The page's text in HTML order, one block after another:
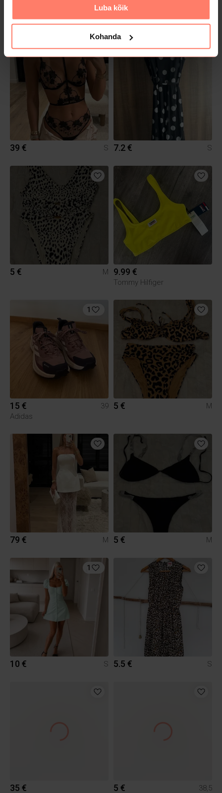
Luba kõik
Kohanda
Guess
15 €
Zara
39 € S 7.2 € S
5 € M 9.99 €
Tommy Hilfiger
1
15 €
39
Adidas
5 € M
79 € M 5 € M
1
10 € S 5.5 € S
35 € 5 € 38,5